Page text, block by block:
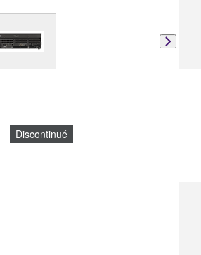
Discontinué